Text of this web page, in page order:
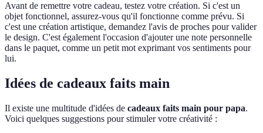
Avant de remettre votre cadeau, testez votre création. Si c'est un
objet fonctionnel, assurez-vous qu'il fonctionne comme prévu. Si
c'est une création artistique, demandez l'avis de proches pour valider
le design. C'est également l'occasion d'ajouter une note personnelle
dans le paquet, comme un petit mot exprimant vos sentiments pour
lui.
Idées de cadeaux faits main
Il existe une multitude d'idées de cadeaux faits main pour papa.
Voici quelques suggestions pour stimuler votre créativité :